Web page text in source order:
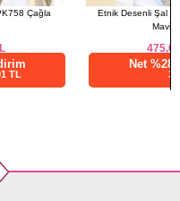
Etnik Desenli Şal Serisi 130IPK758